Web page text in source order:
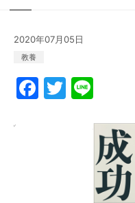
2020年07月05日
教養
F
a
T
w
e